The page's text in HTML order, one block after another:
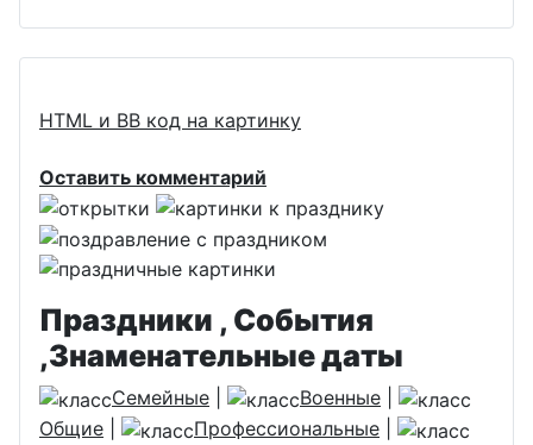
HTML и BB код на картинку
Оставить комментарий
Праздники , События
,Знаменательные даты
Семейные Военные
Общие
Профессиональные